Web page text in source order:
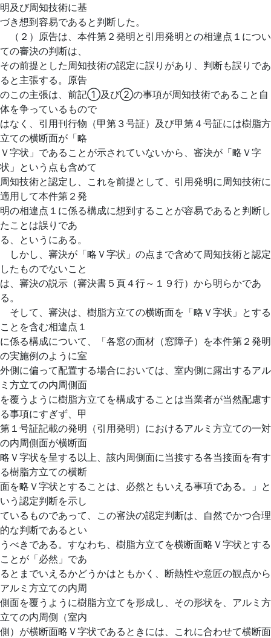
明及び周知技術に基
づき想到容易であると判断した。
（２）原告は、本件第２発明と引用発明との相違点１につい
ての審決の判断は、
その前提とした周知技術の認定に誤りがあり、判断も誤りであ
ると主張する。原告
のこの主張は、前記①及び②の事項が周知技術であること自
体を争っているもので
はなく、引用刊行物（甲第３号証）及び甲第４号証には樹脂方
立ての横断面が「略
Ｖ字状」であることが示されていないから、審決が「略Ｖ字
状」という点も含めて
周知技術と認定し、これを前提として、引用発明に周知技術に
適用して本件第２発
明の相違点１に係る構成に想到することが容易であると判断し
たことは誤りであ
る、というにある。
しかし、審決が「略Ｖ字状」の点まで含めて周知技術と認定
したものでないこと
は、審決の説示（審決書５頁４行～１９行）から明らかであ
る。
そして、審決は、樹脂方立ての横断面を「略Ｖ字状」とする
ことを含む相違点１
に係る構成について、「各窓の面材（窓障子）を本件第２発明
の実施例のように室
外側に偏って配置する場合においては、室内側に露出するアル
ミ方立ての内周側面
を覆うように樹脂方立てを構成することは当業者が当然配慮す
る事項にすぎず、甲
第１号証記載の発明（引用発明）におけるアルミ方立ての一対
の内周側面が横断面
略Ｖ字状を呈する以上、該内周側面に当接する各当接面を有す
る樹脂方立ての横断
面を略Ｖ字状とすることは、必然ともいえる事項である。」と
いう認定判断を示し
ているものであって、この審決の認定判断は、自然でかつ合理
的な判断であるとい
うべきである。すなわち、樹脂方立てを横断面略Ｖ字状とする
ことが「必然」であ
るとまでいえるかどうかはともかく、断熱性や意匠の観点から
アルミ方立ての内周
側面を覆うように樹脂方立てを形成し、その形状を、アルミ方
立ての内周側（室内
側）が横断面略Ｖ字状であるときには、これに合わせて横断面